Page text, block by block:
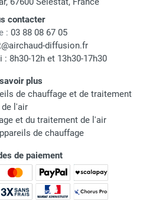
contacter
: 03 88 08 67 05
diffusion.fr
: 8h30-12h et 13h30-17h30
plus
de chauffage et de traitement
de l'air
et du traitement de l'air
de chauffage
de paiement